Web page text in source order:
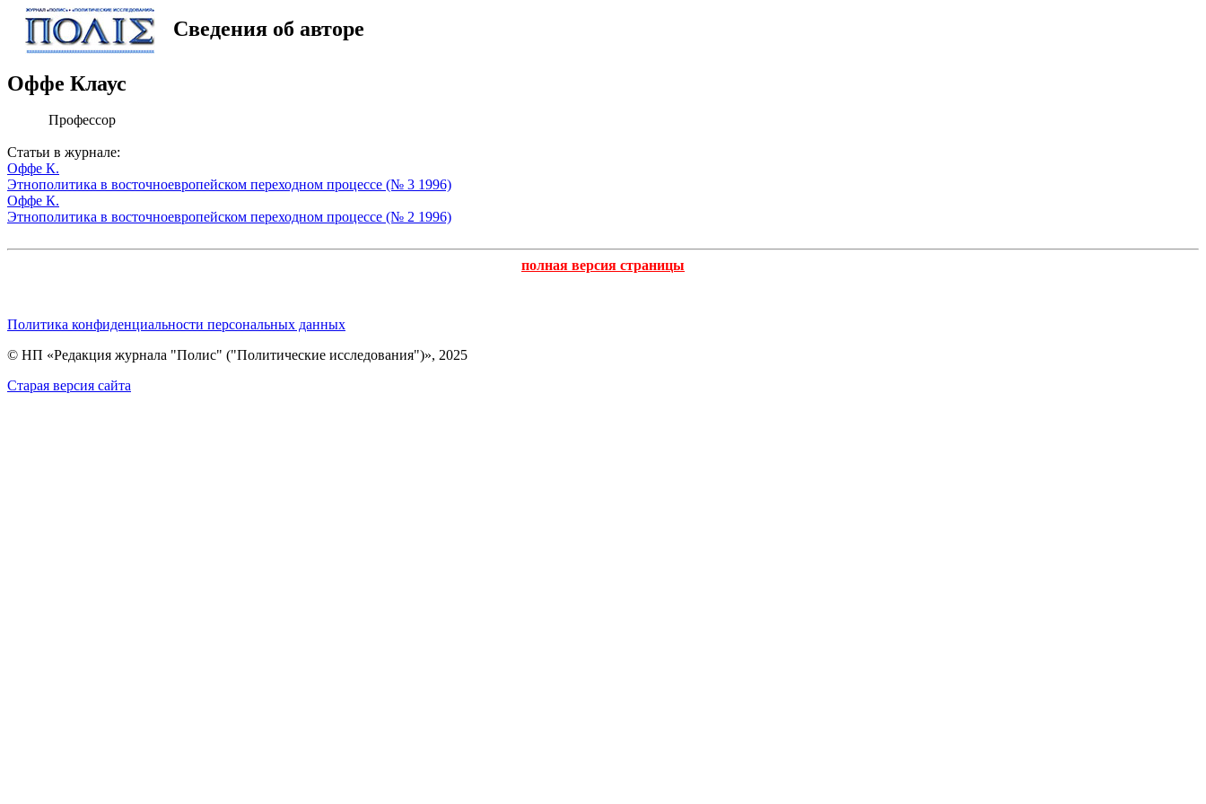
Сведения об авторе
Оффе Клаус
Профессор
Статьи в журнале:
Оффе К.
Этнополитика в восточноевропейском переходном процессе (№ 3 1996)
Оффе К.
Этнополитика в восточноевропейском переходном процессе (№ 2 1996)
полная версия страницы
Политика конфиденциальности персональных данных
© НП «Редакция журнала "Полис" ("Политические исследования")», 2025
Cтарая версия сайта